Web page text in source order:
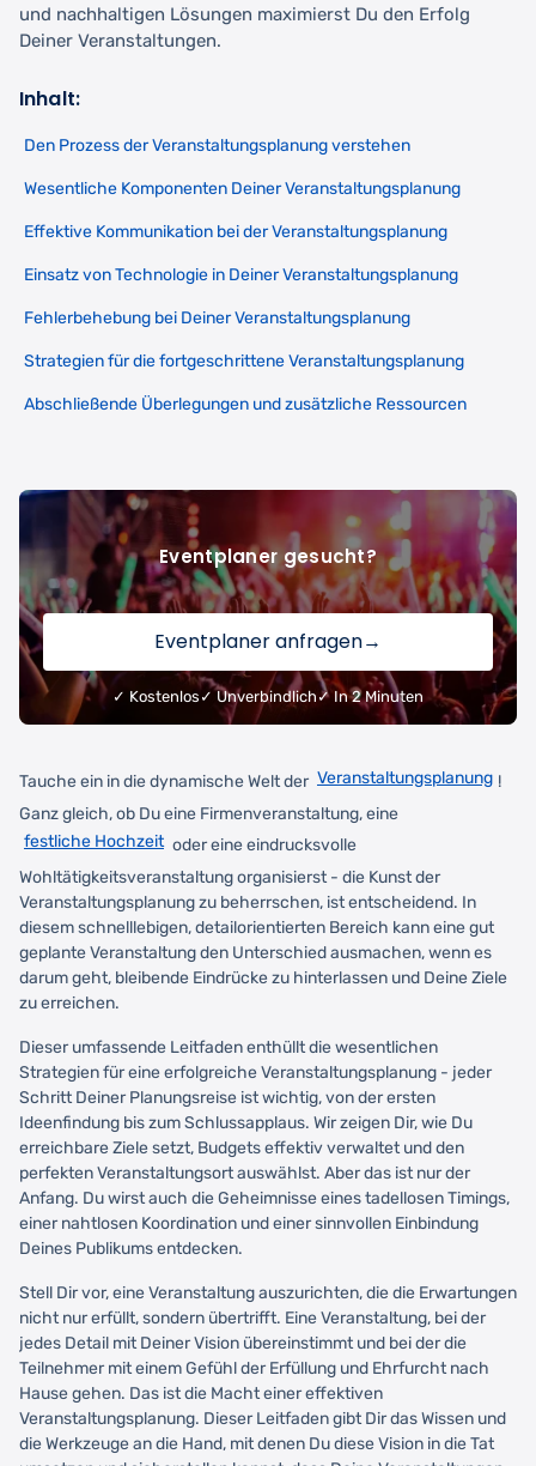
und nachhaltigen Lösungen maximierst Du den Erfolg
Deiner Veranstaltungen.
Inhalt:
Den Prozess der Veranstaltungsplanung verstehen
Wesentliche Komponenten Deiner Veranstaltungsplanung
Effektive Kommunikation bei der Veranstaltungsplanung
Einsatz von Technologie in Deiner Veranstaltungsplanung
Fehlerbehebung bei Deiner Veranstaltungsplanung
Strategien für die fortgeschrittene Veranstaltungsplanung
Abschließende Überlegungen und zusätzliche Ressourcen
Eventplaner gesucht?
Eventplaner anfragen→
✓ Kostenlos ✓ Unverbindlich ✓ In 2 Minuten
Tauche ein in die dynamische Welt der Veranstaltungsplanung !
Ganz gleich, ob Du eine Firmenveranstaltung, eine
festliche Hochzeit oder eine eindrucksvolle
Wohltätigkeitsveranstaltung organisierst - die Kunst der
Veranstaltungsplanung zu beherrschen, ist entscheidend. In
diesem schnelllebigen, detailorientierten Bereich kann eine gut
geplante Veranstaltung den Unterschied ausmachen, wenn es
darum geht, bleibende Eindrücke zu hinterlassen und Deine Ziele
zu erreichen.
Dieser umfassende Leitfaden enthüllt die wesentlichen
Strategien für eine erfolgreiche Veranstaltungsplanung - jeder
Schritt Deiner Planungsreise ist wichtig, von der ersten
Ideenfindung bis zum Schlussapplaus. Wir zeigen Dir, wie Du
erreichbare Ziele setzt, Budgets effektiv verwaltet und den
perfekten Veranstaltungsort auswählst. Aber das ist nur der
Anfang. Du wirst auch die Geheimnisse eines tadellosen Timings,
einer nahtlosen Koordination und einer sinnvollen Einbindung
Deines Publikums entdecken.
Stell Dir vor, eine Veranstaltung auszurichten, die die Erwartungen
nicht nur erfüllt, sondern übertrifft. Eine Veranstaltung, bei der
jedes Detail mit Deiner Vision übereinstimmt und bei der die
Teilnehmer mit einem Gefühl der Erfüllung und Ehrfurcht nach
Hause gehen. Das ist die Macht einer effektiven
Veranstaltungsplanung. Dieser Leitfaden gibt Dir das Wissen und
die Werkzeuge an die Hand, mit denen Du diese Vision in die Tat